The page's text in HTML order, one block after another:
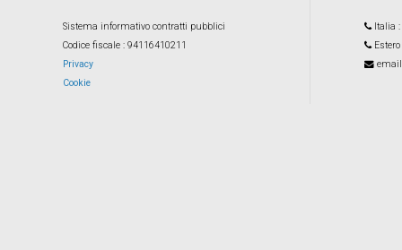
Sistema informativo contratti pubblici
Codice fiscale : 94116410211
Privacy
Cookie
Italia
Estero
email